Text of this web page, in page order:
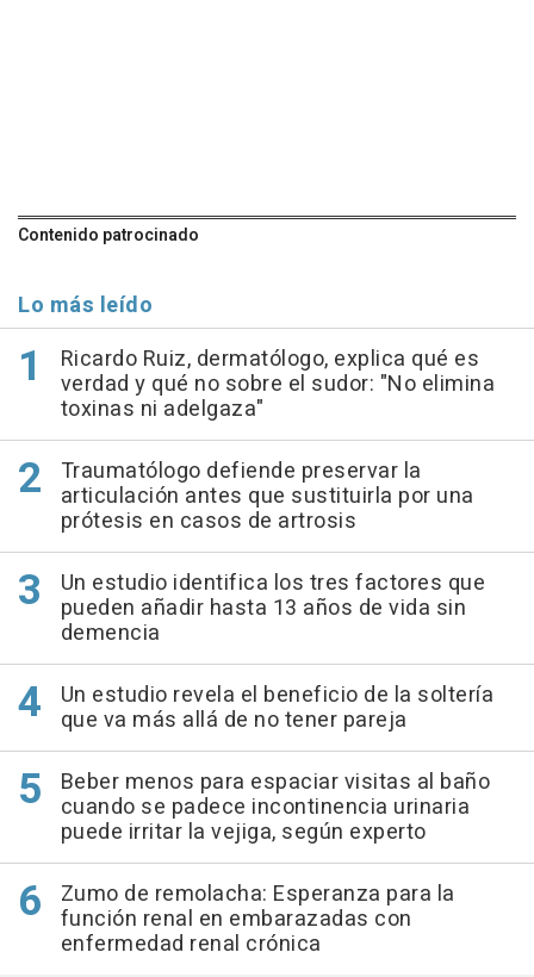
Contenido patrocinado
Lo más leído
Ricardo Ruiz, dermatólogo, explica qué es
verdad y qué no sobre el sudor: "No elimina
toxinas ni adelgaza"
Traumatólogo defiende preservar la
articulación antes que sustituirla por una
prótesis en casos de artrosis
Un estudio identifica los tres factores que
pueden añadir hasta 13 años de vida sin
demencia
Un estudio revela el beneficio de la soltería
que va más allá de no tener pareja
Beber menos para espaciar visitas al baño
cuando se padece incontinencia urinaria
puede irritar la vejiga, según experto
Zumo de remolacha: Esperanza para la
función renal en embarazadas con
enfermedad renal crónica